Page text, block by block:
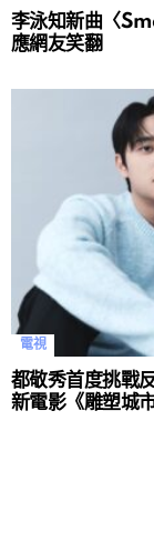
李泳知新曲〈
應網友笑翻
電視
都敬秀首度挑戰
新電影《雕塑城市